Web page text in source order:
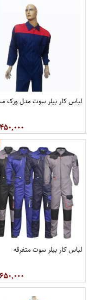
لباس کار بیلر سوت مدل ورک
۴۵۰,۰۰۰
لباس کار بیلر سوت متفرقه
۶۵۰,۰۰۰